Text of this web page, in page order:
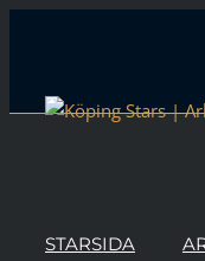
STARSIDA